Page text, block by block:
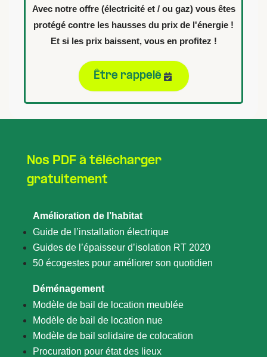
Avec notre offre (électricité et / ou gaz) vous êtes
protégé contre les hausses du prix de l'énergie !
Et si les prix baissent, vous en profitez !
Être rappelé
Nos PDF à télécharger
gratuitement
Amélioration de l’habitat
Guide de l’installation électrique
Guides de l’épaisseur d’isolation RT 2020
50 écogestes pour améliorer son quotidien
Déménagement
Modèle de bail de location meublée
Modèle de bail de location nue
Modèle de bail solidaire de colocation
Procuration pour état des lieux